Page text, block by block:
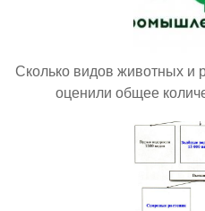
Сколько видов животных и
оценили общее